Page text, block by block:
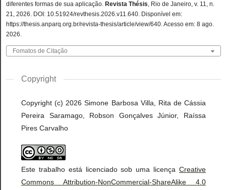
diferentes formas de sua aplicação. Revista Thésis, Rio de Janeiro, v. 11, n.
21, 2026. DOI: 10.51924/revthesis.2026.v11.640. Disponível em:
https://thesis.anparq.org.br/revista-thesis/article/view/640. Acesso em: 8 ago.
2026.
Fomatos de Citação
Copyright
Copyright (c) 2026 Simone Barbosa Villa, Rita de Cássia
Pereira Saramago, Robson Gonçalves Júnior, Raíssa
Pires Carvalho
Este trabalho está licenciado sob uma licença Creative
Commons Attribution-NonCommercial-ShareAlike 4.0